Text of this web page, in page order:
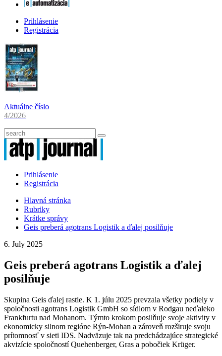
Prihlásenie
Registrácia
Aktuálne číslo
4/2026
Prihlásenie
Registrácia
Hlavná stránka
Rubriky
Krátke správy
Geis preberá agotrans Logistik a ďalej posilňuje
6. July 2025
Geis preberá agotrans Logistik a ďalej
posilňuje
Skupina Geis ďalej rastie. K 1. júlu 2025 prevzala všetky podiely v
spoločnosti agotrans Logistik GmbH so sídlom v Rodgau neďaleko
Frankfurtu nad Mohanom. Týmto krokom posilňuje svoje aktivity v
ekonomicky silnom regióne Rýn-Mohan a zároveň rozširuje svoju
prítomnosť v sieti IDS. Nadväzuje tak na predchádzajúce strategické
akvizície spoločností Quehenberger, Gras a pobočiek Krüger.